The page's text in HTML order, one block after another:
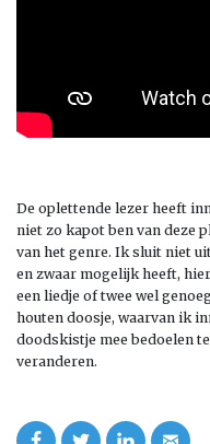
De oplettende lezer heeft
niet zo kapot ben van deze
van het genre. Ik sluit niet
en zwaar mogelijk heeft,
een liedje of twee wel
houten doosje, waarvan ik
doodskistje mee bedoelen
veranderen.